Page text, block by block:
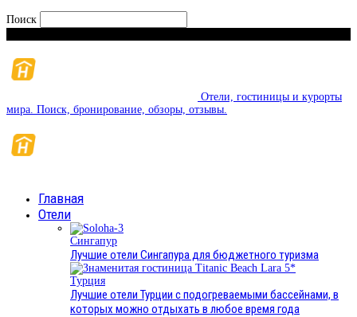
Поиск
Отели, гостиницы и курорты
мира. Поиск, бронирование, обзоры, отзывы.
Главная
Отели
Сингапур
Лучшие отели Сингапура для бюджетного туризма
Турция
Лучшие отели Турции с подогреваемыми бассейнами, в
которых можно отдыхать в любое время года